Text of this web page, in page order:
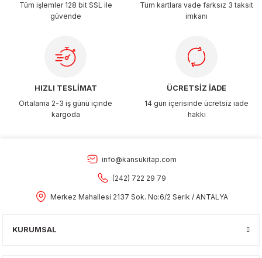
Tüm işlemler 128 bit SSL ile
güvende
Tüm kartlara vade farksız 3 taksit
imkanı
HIZLI TESLİMAT
Ortalama 2-3 iş günü içinde
kargoda
ÜCRETSİZ İADE
14 gün içerisinde ücretsiz iade
hakkı
info@kansukitap.com
(242) 722 29 79
Merkez Mahallesi 2137 Sok. No:6/2 Serik / ANTALYA
KURUMSAL